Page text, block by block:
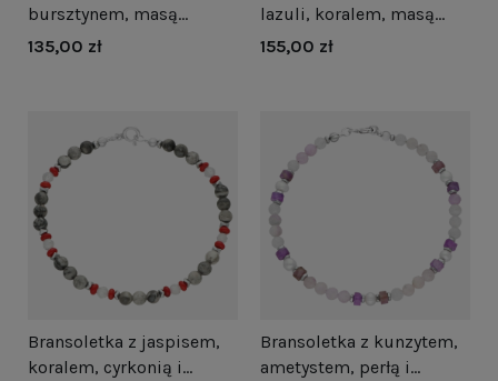
bursztynem, masą
perłową, koralem i
135,00 zł
lazuli, koralem, masą
perłową i hematytem
155,00 zł
Bransoletka z jaspisem,
koralem, cyrkonią i
Bransoletka z kunzytem,
ametystem, perłą i